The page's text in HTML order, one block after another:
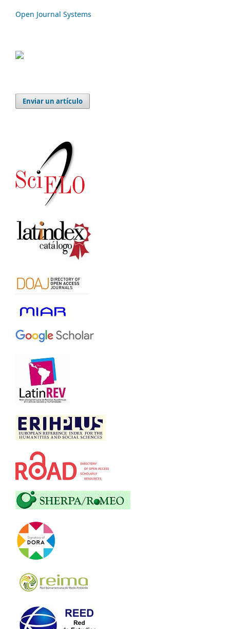
Open Journal Systems
Enviar un artículo